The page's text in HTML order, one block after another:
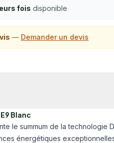
fois disponible
— Demander un devis
Blanc
le summum de la technologie
énergétiques